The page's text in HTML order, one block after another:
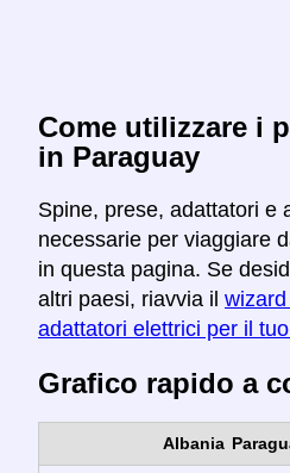
Come utilizzare i
in Paraguay
Spine, prese, adattatori e
necessarie per viaggiare
in questa pagina. Se
altri paesi, riavvia il
adattatori elettrici per il
Grafico rapido a
Albania